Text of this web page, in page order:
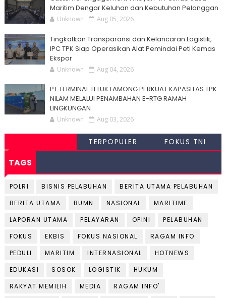
Maritim Dengar Keluhan dan Kebutuhan Pelanggan
Unknown Aug 05, 2026
Tingkatkan Transparansi dan Kelancaran Logistik,
IPC TPK Siap Operasikan Alat Pemindai Peti Kemas
Ekspor
Unknown Aug 04, 2026
PT TERMINAL TELUK LAMONG PERKUAT KAPASITAS TPK
NILAM MELALUI PENAMBAHAN E-RTG RAMAH
LINGKUNGAN
Unknown Aug 03, 2026
TERPOPULER FOKUS TNI
TAGS
POLRI BISNIS PELABUHAN
BERITA UTAMA PELABUHAN
BERITA UTAMA
BUMN NASIONAL
MARITIME
LAPORAN UTAMA
PELAYARAN OPINI
PELABUHAN
FOKUS
EKBIS FOKUS NASIONAL
RAGAM INFO
PEDULI
MARITIM INTERNASIONAL
HOTNEWS
EDUKASI
SOSOK LOGISTIK
HUKUM
RAKYAT MEMILIH
MEDIA
RAGAM INFO'